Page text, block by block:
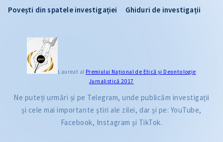
Povești din spatele investigației
Ghiduri de investigații
Laureat al Premiului Naţional de Etică și Deontologie
Jurnalistică 2017
Ne puteți urmări și pe Telegram, unde publicăm investigații
și cele mai importante știri ale zilei, dar și pe: YouTube,
Facebook, Instagram și TikTok.